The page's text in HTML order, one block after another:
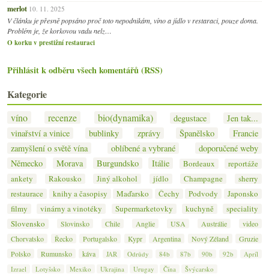
merlot 10. 11. 2025
V článku je přesně popsáno proč toto nepodnikám, víno a jídlo v restaraci, pouze doma.
Problém je, že korkovou vadu nelz…
O korku v prestižní restauraci
Přihlásit k odběru všech komentářů (RSS)
Kategorie
víno recenze bio(dynamika) degustace
Jen tak...
vinařství a vinice
bublinky zprávy Španělsko
Francie
zamyšlení o světě vína
oblíbené a vybrané
doporučené weby
Německo
Morava Burgundsko Itálie Bordeaux
reportáže
ankety
Rakousko Jiný alkohol jídlo Champagne
sherry
restaurace
knihy a časopisy Maďarsko Čechy Podvody
Japonsko
filmy
vinárny a vinotéky Supermarketovky kuchyně
speciality
Slovensko
Slovinsko Chile Anglie USA Austrálie
video
Chorvatsko
Řecko Portugalsko Kypr Argentina Nový Zéland
Gruzie
Polsko
Rumunsko káva JAR Odrůdy 84b 87b 90b 92b
Apríl
Izrael
Lotyšsko Mexiko Ukrajina Urugay Čína Švýcarsko